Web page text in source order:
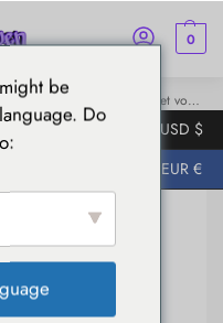
0
AL Fakher 8000 E-sigaret voor eenmalig gebruik - Lush Ice
USD $
EUR €
be
Do